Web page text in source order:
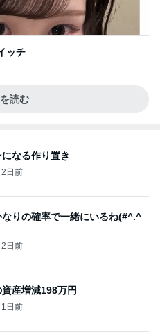
ッチ
読む
なる作り置き
2日前
りの確率で一緒にいるね(#^.^
2日前
産増減198万円
1日前